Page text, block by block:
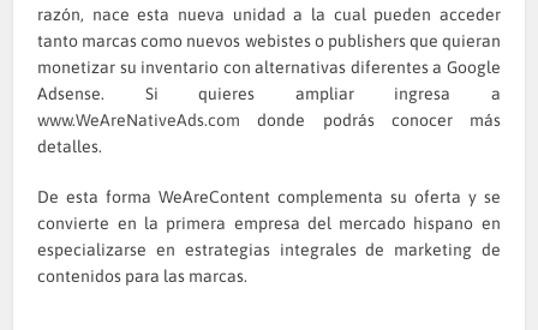
razón, nace esta nueva unidad a la cual pueden acceder
tanto marcas como nuevos webistes o publishers que quieran
monetizar su inventario con alternativas diferentes a Google
Adsense. Si quieres ampliar ingresa a
www.WeAreNativeAds.com donde podrás conocer más
detalles.
De esta forma WeAreContent complementa su oferta y se
convierte en la primera empresa del mercado hispano en
especializarse en estrategias integrales de marketing de
contenidos para las marcas.